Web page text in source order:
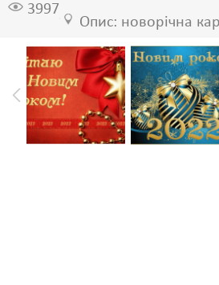
3997
Опис: новорічна